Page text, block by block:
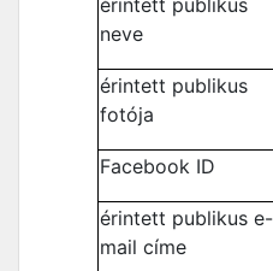
érintett publikus
neve
érintett publikus
fotója
Facebook ID
érintett publikus e-
mail címe